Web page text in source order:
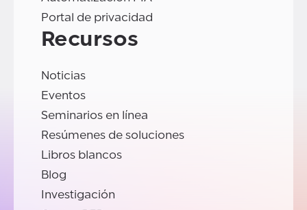
Portal de privacidad
Recursos
Noticias
Eventos
Seminarios en línea
Resúmenes de soluciones
Libros blancos
Blog
Investigación